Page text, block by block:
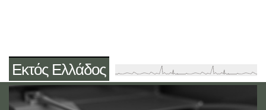
Εκτός Ελλάδος